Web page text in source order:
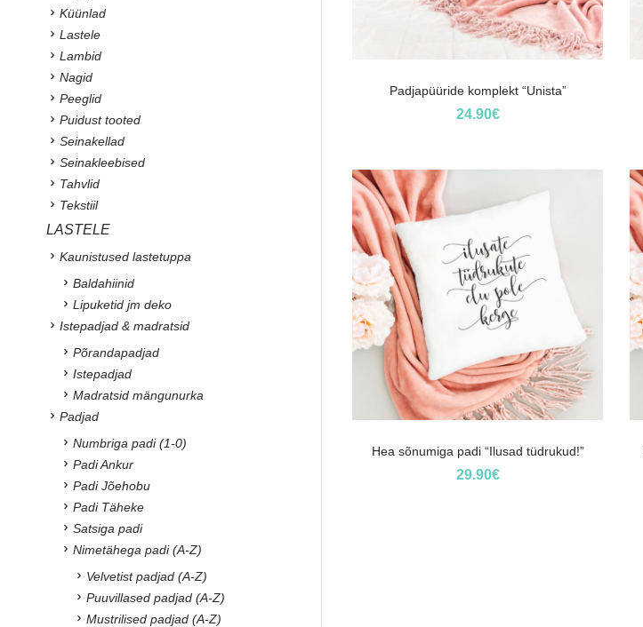
Padjapüüride komplekt “Unista”
24.90€
Hea sõnumiga padi “Ilusad tüdrukud!”
29.90€
Küünlad
Lastele
Lambid
Nagid
Peeglid
Puidust tooted
Seinakellad
Seinakleebised
Tahvlid
Tekstiil
LASTELE
Kaunistused lastetuppa
Baldahiinid
Lipuketid jm deko
Istepadjad & madratsid
Põrandapadjad
Istepadjad
Madratsid mängunurka
Padjad
Numbriga padi (1-0)
Padi Ankur
Padi Jõehobu
Padi Täheke
Satsiga padi
Nimetähega padi (A-Z)
Velvetist padjad (A-Z)
Puuvillased padjad (A-Z)
Mustrilised padjad (A-Z)